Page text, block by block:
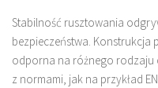
Stabilność rusztowania
bezpieczeństwa.
odporna na różnego rodzaju
z normami, jak na przykład